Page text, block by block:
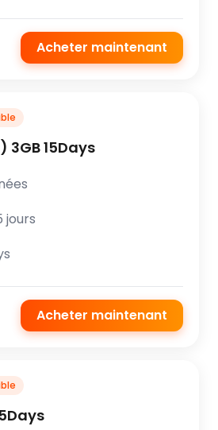
Acheter maintenant
3GB 15Days
jours
Acheter maintenant